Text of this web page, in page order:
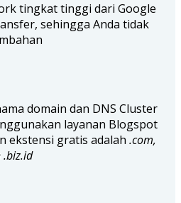
tingkat tinggi dari Google
sehingga Anda tidak
domain dan DNS Cluster
layanan Blogspot
ekstensi gratis adalah .com,
.biz.id